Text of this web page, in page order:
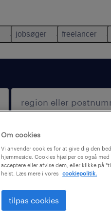
jobsøger freelancer
Vi fandt desværre ingen
god idé at ændre dine
Følgende forslag kan
Om cookies
Vi anvender cookies for at give dig den
hjemmeside. Cookies hjælper os også
acceptere eller afvise dem, eller klikke på
helst. Læs mere i vores
cookiepolitik.
tilpas cookies